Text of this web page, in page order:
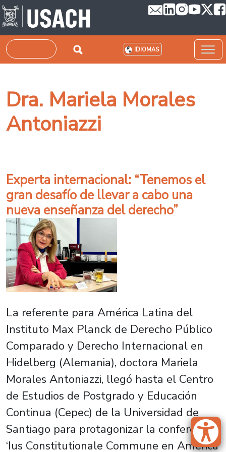
Pasar al contenido principal
Buscar IDIOMAS
Dra. Mariela Morales
Antoniazzi
Experta internacional: “Tenemos el
gran desafío de llevar a cabo una
nueva enseñanza del derecho”
La referente para América Latina del
Instituto Max Planck de Derecho Público
Comparado y Derecho Internacional en
Hidelberg (Alemania), doctora Mariela
Morales Antoniazzi, llegó hasta el Centro
de Estudios de Postgrado y Educación
Continua (Cepec) de la Universidad de
Santiago para protagonizar la conferencia
‘Ius Constitutionale Commune en América